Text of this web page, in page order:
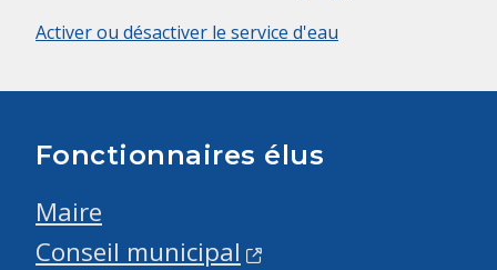
Activer ou désactiver le service d'eau
Fonctionnaires élus
Maire
Conseil municipal